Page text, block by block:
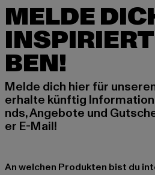
MELDE
BEN!
Melde dich hier für
erhalte künftig
nds, Angebote und
er E-Mail!
An welchen Produkten bist du